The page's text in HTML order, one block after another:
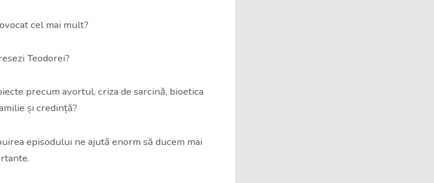
cel mai mult?
Teodorei?
precum avortul, criza de sarcină, bioetica
și credință?
episodului ne ajută enorm să ducem mai